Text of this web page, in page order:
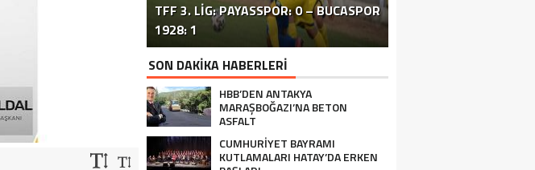
ERZİNLİ ÇİFTÇİLERE GIDA VE
TURUNÇGİL EĞİTİMİ VERİLDİ
HATAY’DAKI ÇATIŞMA VE PATLAMA:
BÖLGEDE OPERASYON SÜRÜYOR
TFF 3. LIG: PAYASSPOR: 0 – BUCASPOR
1928: 1
SİVİL TOPLUM ÖRGÜTLERİ ORTAK
BASIN TOPLANTISI FOTOĞRAF
SON DAKİKA HABERLERİ
HBB’DEN ANTAKYA
MARAŞBOĞAZI’NA BETON
ASFALT
CUMHURİYET BAYRAMI
KUTLAMALARI HATAY’DA ERKEN